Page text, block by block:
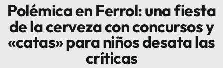
Innova
Polémica en Ferrol: una fiesta
de la cerveza con concursos y
«catas» para niños desata las
críticas